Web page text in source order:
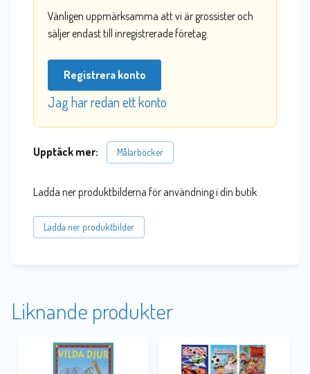
Vänligen uppmärksamma att vi är grossister och
säljer endast till inregistrerade företag.
Registrera konto
Jag har redan ett konto
Upptäck mer: Målarböcker
Ladda ner produktbilderna för användning i din butik
Ladda ner produktbilder
Liknande produkter